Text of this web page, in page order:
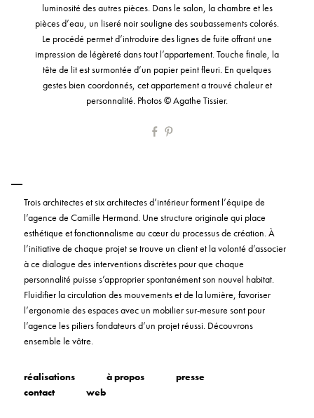
luminosité des autres pièces. Dans le salon, la chambre et les
pièces d’eau, un liseré noir souligne des soubassements colorés.
Le procédé permet d’introduire des lignes de fuite offrant une
impression de légèreté dans tout l’appartement. Touche finale, la
tête de lit est surmontée d’un papier peint fleuri. En quelques
gestes bien coordonnés, cet appartement a trouvé chaleur et
personnalité. Photos © Agathe Tissier.
Trois architectes et six architectes d’intérieur forment l’équipe de
l’agence de Camille Hermand. Une structure originale qui place
esthétique et fonctionnalisme au cœur du processus de création. À
l’initiative de chaque projet se trouve un client et la volonté d’associer
à ce dialogue des interventions discrètes pour que chaque
personnalité puisse s’approprier spontanément son nouvel habitat.
Fluidifier la circulation des mouvements et de la lumière, favoriser
l’ergonomie des espaces avec un mobilier sur-mesure sont pour
l’agence les piliers fondateurs d’un projet réussi. Découvrons
ensemble le vôtre.
réalisations à propos
presse
contact
web